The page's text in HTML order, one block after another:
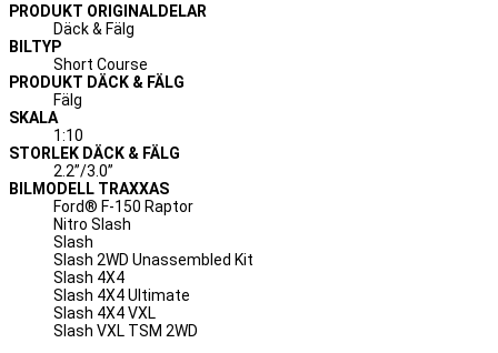
PRODUKT ORIGINALDELAR
Däck & Fälg
BILTYP
Short Course
PRODUKT DÄCK & FÄLG
Fälg
SKALA
1:10
STORLEK DÄCK & FÄLG
2.2”/3.0”
BILMODELL TRAXXAS
Ford® F-150 Raptor
Nitro Slash
Slash
Slash 2WD Unassembled Kit
Slash 4X4
Slash 4X4 Ultimate
Slash 4X4 VXL
Slash VXL TSM 2WD